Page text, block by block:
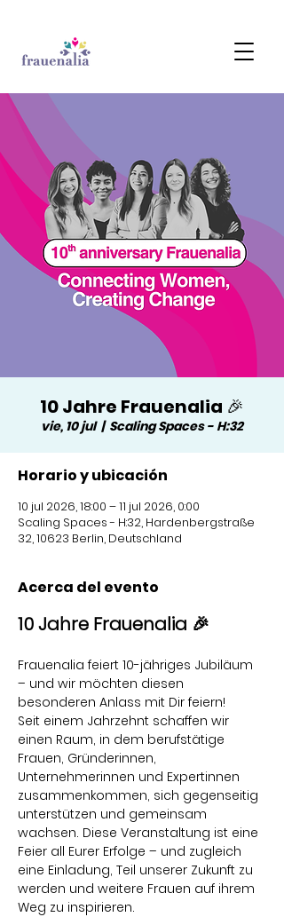
10 Jahre Frauenalia 🎉
vie, 10 jul
  |
Scaling Spaces - H:32
Horario y ubicación
10 jul 2026, 18:00 – 11 jul 2026, 0:00
Scaling Spaces - H:32, Hardenbergstraße
32, 10623 Berlin, Deutschland
Acerca del evento
10 Jahre Frauenalia 🎉
Frauenalia feiert 10-jähriges Jubiläum
– und wir möchten diesen
besonderen Anlass mit Dir feiern!
Seit einem Jahrzehnt schaffen wir
einen Raum, in dem berufstätige
Frauen, Gründerinnen,
Unternehmerinnen und Expertinnen
zusammenkommen, sich gegenseitig
unterstützen und gemeinsam
wachsen. Diese Veranstaltung ist eine
Feier all Eurer Erfolge – und zugleich
eine Einladung, Teil unserer Zukunft zu
werden und weitere Frauen auf ihrem
Weg zu inspirieren.